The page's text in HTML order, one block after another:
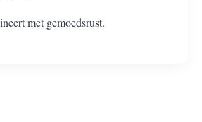
met gemoedsrust.